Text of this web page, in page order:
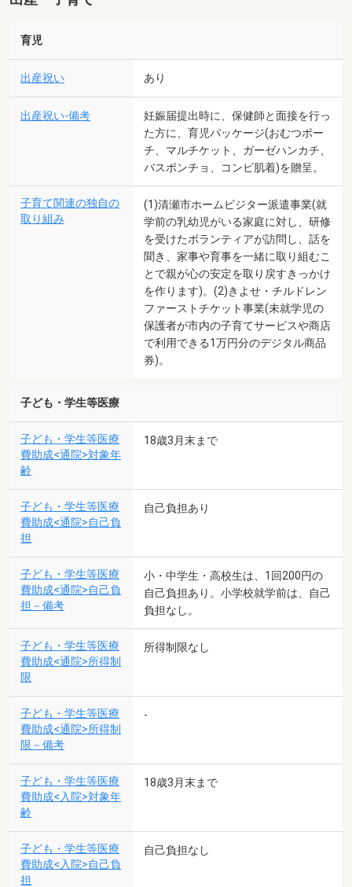
育児
出産祝い あり
出産祝い-備考
妊娠届提出時に、保健師と面接を行っ
た方に、育児パッケージ(おむつポー
チ、マルチケット、ガーゼハンカチ、
バスポンチョ、コンビ肌着)を贈呈。
子育て関連の独自の
取り組み
(1)清瀬市ホームビジター派遣事業(就
学前の乳幼児がいる家庭に対し、研修
を受けたボランティアが訪問し、話を
聞き、家事や育事を一緒に取り組むこ
とで親が心の安定を取り戻すきっかけ
を作ります)。(2)きよせ・チルドレン
ファーストチケット事業(未就学児の
保護者が市内の子育てサービスや商店
で利用できる1万円分のデジタル商品
券)。
子ども・学生等医療
子ども・学生等医療
費助成<通院>対象年
齢
18歳3月末まで
子ども・学生等医療
費助成<通院>自己負
担
自己負担あり
子ども・学生等医療
費助成<通院>自己負
担－備考
小・中学生・高校生は、1回200円の
自己負担あり。小学校就学前は、自己
負担なし。
子ども・学生等医療
費助成<通院>所得制
限
所得制限なし
子ども・学生等医療
費助成<通院>所得制
限－備考
-
子ども・学生等医療
費助成<入院>対象年
齢
18歳3月末まで
子ども・学生等医療
費助成<入院>自己負
担
自己負担なし